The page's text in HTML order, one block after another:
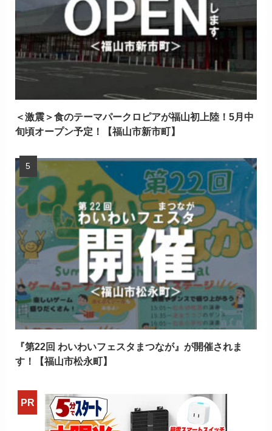
＜激震＞食のテーマパークロピアが福山初上陸！5月中
旬頃オープン予定！【福山市新市町】
『第22回 わいわいフェスタまつなが』が開催されま
す！【福山市松永町】